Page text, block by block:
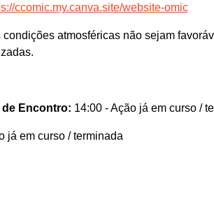
ccomic.my.canva.site/website-omic
condições atmosféricas não sejam
de Encontro: 14:00 - Ação já em curso /
já em curso / terminada